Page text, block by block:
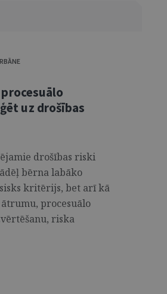
uz drošības
drošības riski
bērna labāko
kritērijs, bet arī kā
procesuālo
riska